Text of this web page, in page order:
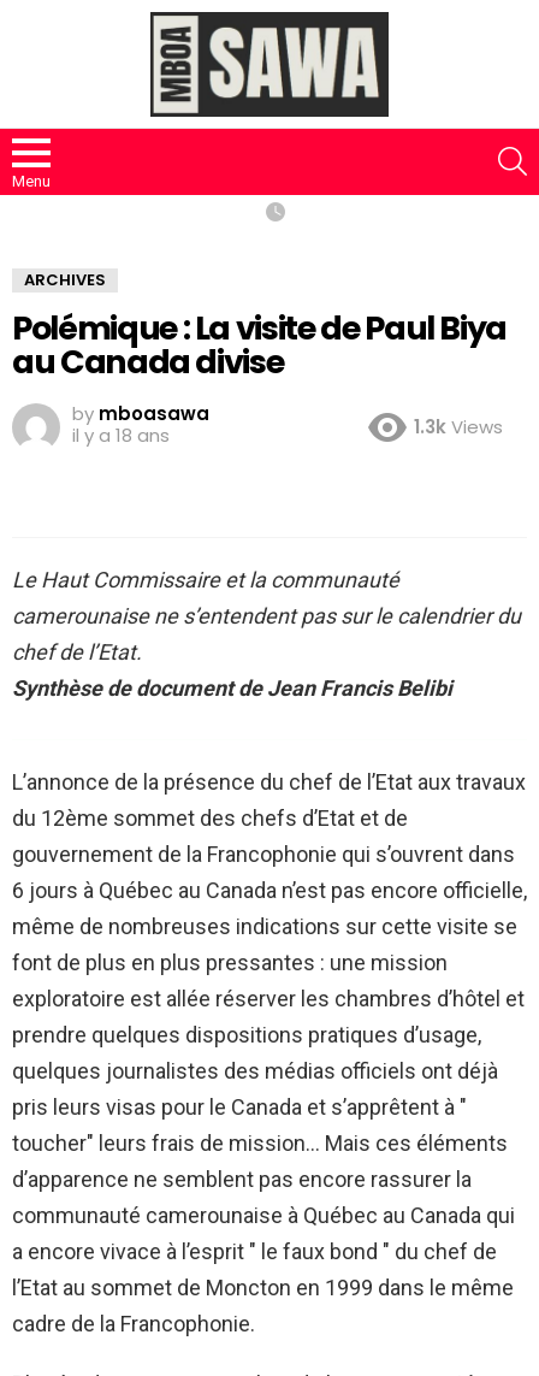
Menu
ARCHIVES
Polémique : La visite de Paul Biya
au Canada divise
by mboasawa
il y a 18 ans
1.3kViews
Le Haut Commissaire et la communauté
camerounaise ne s’entendent pas sur le calendrier du
chef de l’Etat.
Synthèse de document de Jean Francis Belibi
L’annonce de la présence du chef de l’Etat aux travaux
du 12ème sommet des chefs d’Etat et de
gouvernement de la Francophonie qui s’ouvrent dans
6 jours à Québec au Canada n’est pas encore officielle,
même de nombreuses indications sur cette visite se
font de plus en plus pressantes : une mission
exploratoire est allée réserver les chambres d’hôtel et
prendre quelques dispositions pratiques d’usage,
quelques journalistes des médias officiels ont déjà
pris leurs visas pour le Canada et s’apprêtent à "
toucher" leurs frais de mission… Mais ces éléments
d’apparence ne semblent pas encore rassurer la
communauté camerounaise à Québec au Canada qui
a encore vivace à l’esprit " le faux bond " du chef de
l’Etat au sommet de Moncton en 1999 dans le même
cadre de la Francophonie.